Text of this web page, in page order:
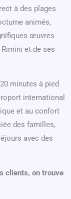
à des plages
animés,
œuvres
et de ses
minutes à pied
international
et au confort
des familles,
avec des
clients, on trouve